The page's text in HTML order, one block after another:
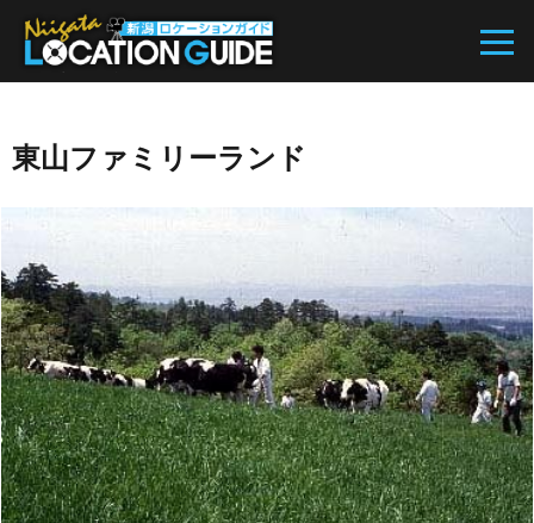
東山ファミリーランド